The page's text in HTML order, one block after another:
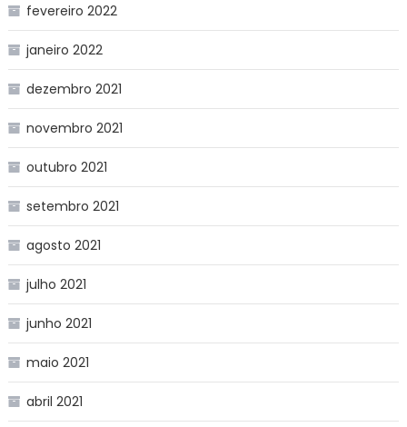
fevereiro 2022
janeiro 2022
dezembro 2021
novembro 2021
outubro 2021
setembro 2021
agosto 2021
julho 2021
junho 2021
maio 2021
abril 2021